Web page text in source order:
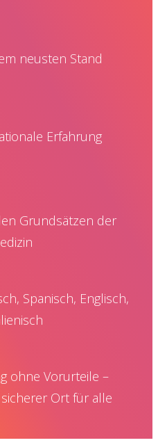
neusten Stand
Erfahrung
Grundsätzen der
Spanisch, Englisch,
ohne Vorurteile –
Ort für alle